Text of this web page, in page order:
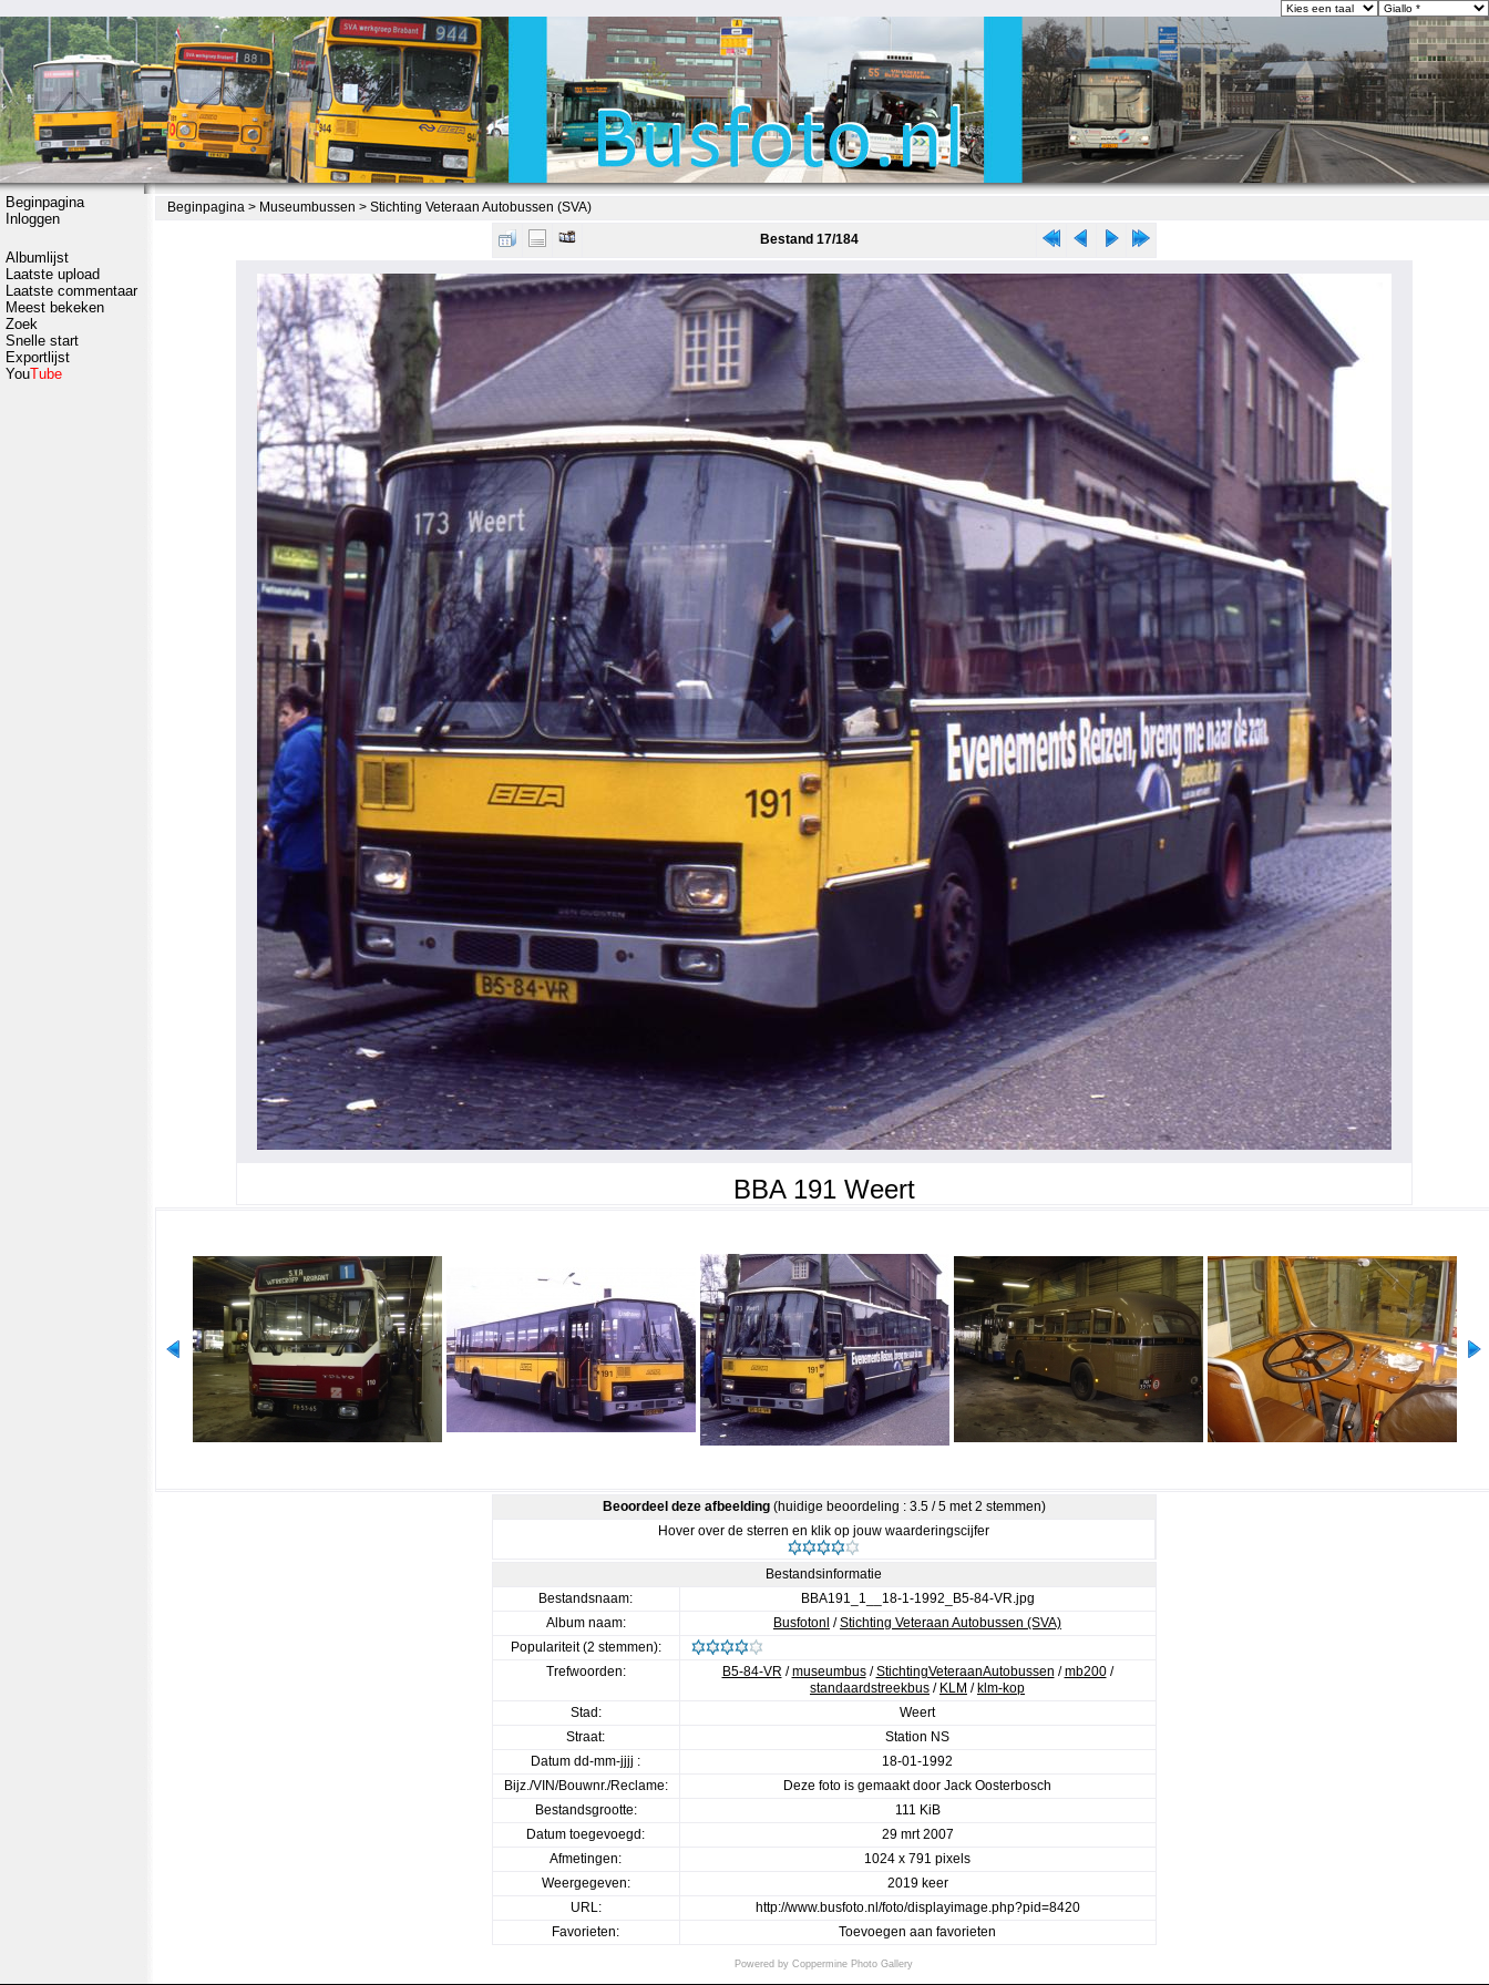
Beginpagina
Inloggen
Albumlijst
Laatste upload
Laatste commentaar
Meest bekeken
Zoek
Snelle start
Exportlijst
YouTube
Beginpagina > Museumbussen > Stichting Veteraan Autobussen (SVA)
Bestand 17/184
BBA 191 Weert
Beoordeel deze afbeelding(huidige beoordeling : 3.5 / 5 met 2 stemmen)
Hover over de sterren en klik op jouw waarderingscijfer
Bestandsinformatie
Bestandsnaam:
BBA191_1__18-1-1992_B5-84-VR.jpg
Album naam:
Busfotonl /Stichting Veteraan Autobussen (SVA)
Populariteit (2 stemmen):
Trefwoorden:
B5-84-VR /museumbus/StichtingVeteraanAutobussen /mb200/
standaardstreekbus / KLM / klm-kop
Stad:
Weert
Straat:
Station NS
Datum dd-mm-jjjj :
18-01-1992
Bijz./VIN/Bouwnr./Reclame:
Deze foto is gemaakt door Jack Oosterbosch
Bestandsgrootte:
111 KiB
Datum toegevoegd:
29 mrt 2007
Afmetingen:
1024 x 791 pixels
Weergegeven:
2019 keer
URL:
http://www.busfoto.nl/foto/displayimage.php?pid=8420
Favorieten:
Toevoegen aan favorieten
Powered by Coppermine Photo Gallery